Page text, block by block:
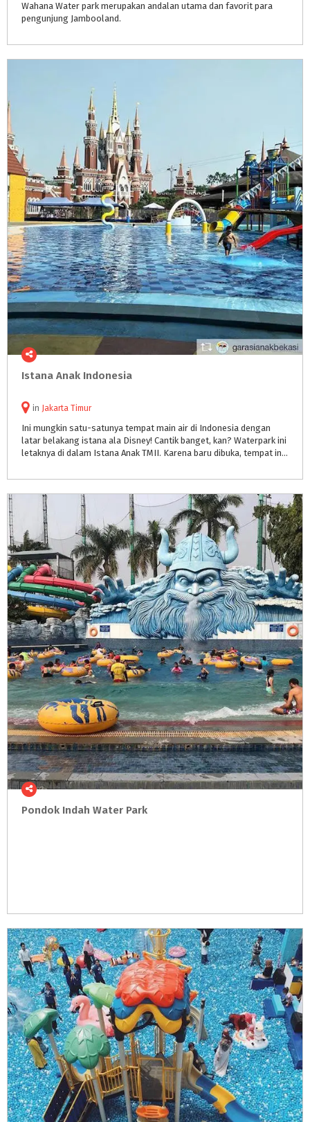
Wahana Water park merupakan andalan utama dan favorit para
pengunjung Jambooland.
Istana Anak Indonesia
in Jakarta Timur
Ini mungkin satu-satunya tempat main air di Indonesia dengan
latar belakang istana ala Disney! Cantik banget, kan? Waterpark ini
letaknya di dalam Istana Anak TMII. Karena baru dibuka, tempat ini masih sangat bersih. Ruang bilas dan toiletnya juga bersih
Pondok Indah Water Park